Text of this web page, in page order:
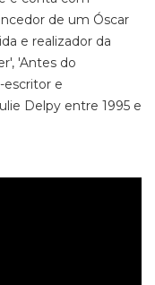
de um Óscar
e realizador da
'Antes do
escritor e
Delpy entre 1995 e